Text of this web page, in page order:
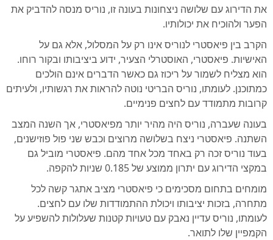
את הדירוג עם שלושה ניצחונות בעונה זו, נוריס מנסה להדביק את
הפער ולהוכיח את יכולותיו.
הקרב בין פיאסטרי לנוריס אינו רק על המסלול, אלא גם על
האישיות. פיאסטרי, האוסטרלי הצעיר, ידוע ביציבותו ובקור רוחו.
הוא מצליח לשמור על ריכוז גם כאשר הדברים אינם הולכים
כמתוכנן. לעומתו, נוריס הבריטי נוטה להראות את רגשותיו, ולעיתים
קרובות מתמודד עם לחצים פנימיים.
בעונה שעברה, נוריס היה מהיר יותר מפיאסטרי, אך השנה המצב
השתנה. פיאסטרי ניצח בשלושה מרוצים וכבש שני פול פוזישנים,
בעוד נוריס זכה רק באחד מכל אחד מהם. פיאסטרי מוביל גם
במקצי הדירוג עם יתרון ממוצע של 0.185 שניות להקפה.
מומחים בתחום מסכימים כי פיאסטרי מציב אתגר קשה לכל
מתחרה, בזכות יציבותו ויכולת ההתמודדות שלו עם לחצים.
לעומתו, נוריס עדיין נאבק עם טעויות קטנות שעלולות להשפיע על
הקמפיין שלו לתואר.